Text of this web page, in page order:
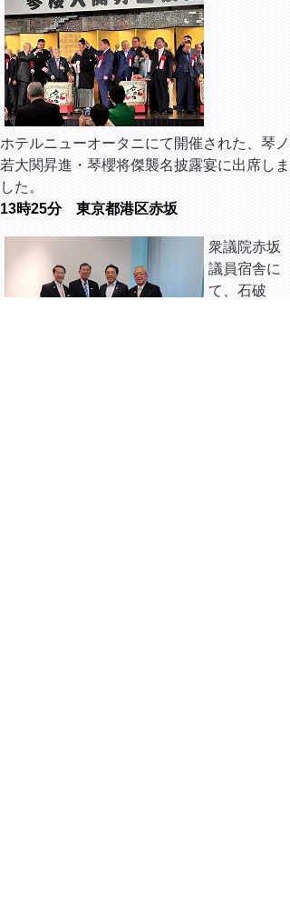
ホテルニューオータニにて開催された、琴ノ
若大関昇進・琴櫻将傑襲名披露宴に出席しま
した。
13時25分 東京都港区赤坂
衆議院赤坂
議員宿舎に
て、石破